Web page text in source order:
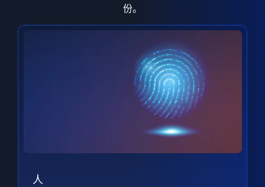
份。
人